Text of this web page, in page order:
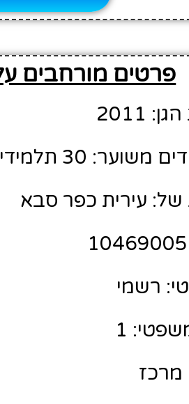
פרטים מורחבים
2011
30 תלמידים
של: עירית כפר סבא
רשמי
1
מרכז